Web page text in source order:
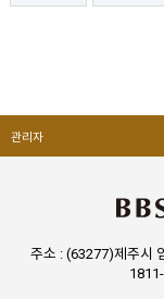
관리자
주소 : (63277)제주시